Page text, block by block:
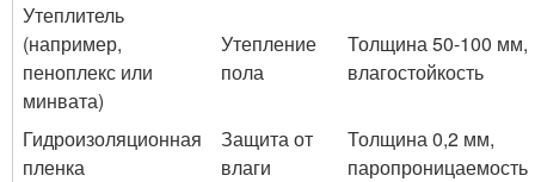
Утеплитель
(например,
пеноплекс или
минвата)
Утепление
пола
Толщина 50-100 мм,
влагостойкость
Гидроизоляционная
пленка
Защита от
влаги
Толщина 0,2 мм,
паропроницаемость